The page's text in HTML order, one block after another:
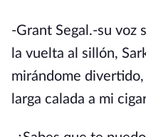
-Grant Segal.-su voz
la vuelta al sillón,
mirándome
larga calada a mi